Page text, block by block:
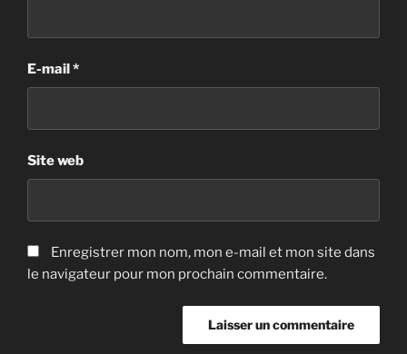
E-mail*
Site web
Enregistrer mon nom, mon e-mail et mon site dans
le navigateur pour mon prochain commentaire.